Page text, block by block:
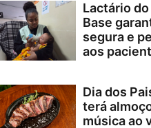
Lactário
Base
segura e
aos
Dia dos
terá
música ao